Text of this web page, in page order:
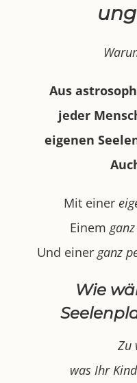
Aus
jeder
eigenen
Mit einer
Einem
Und einer ganz
Wie
Zu
was Ihr